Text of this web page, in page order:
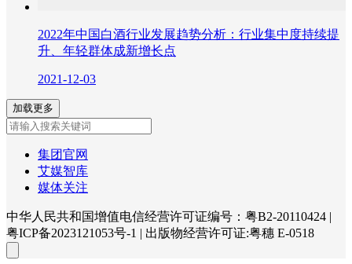
2022年中国白酒行业发展趋势分析：行业集中度持续提
升、年轻群体成新增长点
2021-12-03
加载更多
集团官网
艾媒智库
媒体关注
中华人民共和国增值电信经营许可证编号：粤B2-20110424 |
粤ICP备2023121053号-1 | 出版物经营许可证:粤穗 E-0518